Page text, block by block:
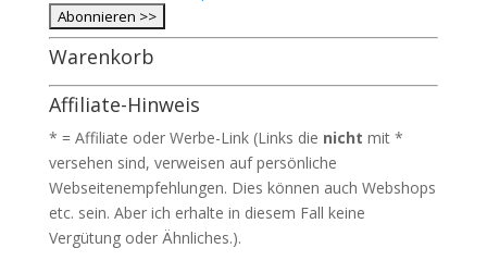
Warenkorb
Affiliate-Hinweis
* = Affiliate oder Werbe-Link (Links die nicht mit *
versehen sind, verweisen auf persönliche
Webseitenempfehlungen. Dies können auch Webshops
etc. sein. Aber ich erhalte in diesem Fall keine
Vergütung oder Ähnliches.).